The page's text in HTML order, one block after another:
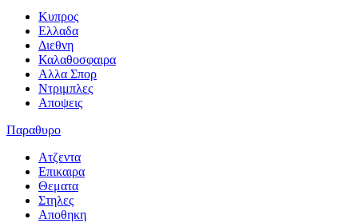
Κυπρος
Ελλαδα
Διεθνη
Καλαθοσφαιρα
Αλλα Σπορ
Ντριμπλες
Αποψεις
Παραθυρο
Ατζεντα
Επικαιρα
Θεματα
Στηλες
Αποθηκη